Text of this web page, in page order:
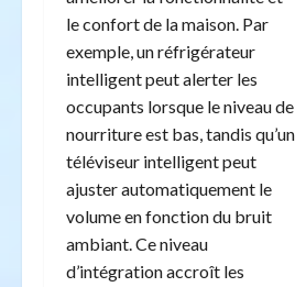
le confort de la maison. Par
exemple, un réfrigérateur
intelligent peut alerter les
occupants lorsque le niveau de
nourriture est bas, tandis qu’un
téléviseur intelligent peut
ajuster automatiquement le
volume en fonction du bruit
ambiant. Ce niveau
d’intégration accroît les